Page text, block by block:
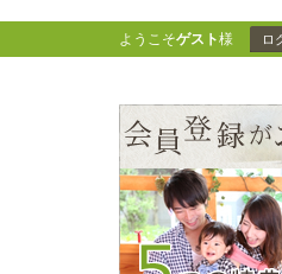
ようこそゲスト様 ロ